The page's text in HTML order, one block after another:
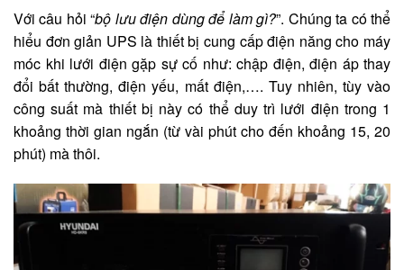
Với câu hỏi “bộ lưu điện dùng để làm gì?”. Chúng ta có thể
hiểu đơn giản UPS là thiết bị cung cấp điện năng cho máy
móc khi lưới điện gặp sự cố như: chập điện, điện áp thay
đổi bất thường, điện yếu, mất điện,…. Tuy nhiên, tùy vào
công suất mà thiết bị này có thể duy trì lưới điện trong 1
khoảng thời gian ngắn (từ vài phút cho đến khoảng 15, 20
phút) mà thôi.